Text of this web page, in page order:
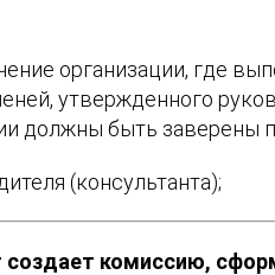
организации, где
утвержденного
должны быть заверены
(консультанта);
комиссию,